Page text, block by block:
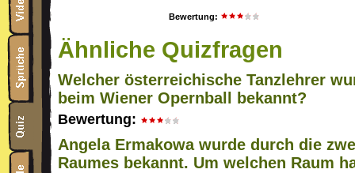
Bewertung:
Ähnliche Quizfragen
Welcher österreichische Tanzlehrer
beim Wiener Opernball bekannt?
Bewertung:
Angela Ermakowa wurde durch die
Raumes bekannt. Um welchen Raum